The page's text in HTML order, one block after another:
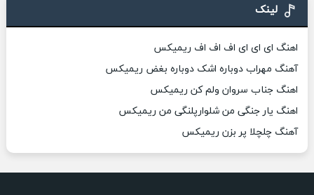
لینک
اهنگ ای ای ای اف اف اف ریمیکس
آهنگ مهراب دوباره اشک دوباره بغض ریمیکس
اهنگ جناب سروان ولم کن ریمیکس
اهنگ یار جنگی من شلوارپلنگی من ریمیکس
آهنگ چلچلا پر بزن ریمیکس